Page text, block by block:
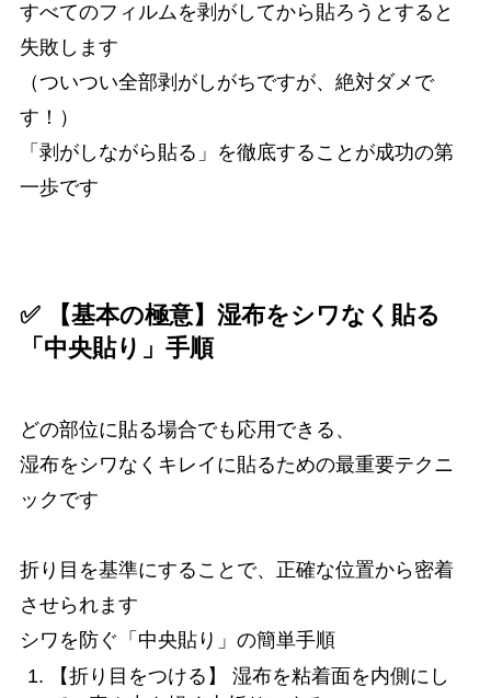
すべてのフィルムを剥がしてから貼ろうとすると
失敗します
（ついつい全部剥がしがちですが、絶対ダメで
す！）
「剥がしながら貼る」を徹底することが成功の第
一歩です
✅ 【基本の極意】湿布をシワなく貼る
「中央貼り」手順
どの部位に貼る場合でも応用できる、
湿布をシワなくキレイに貼るための最重要テクニ
ックです
折り目を基準にすることで、正確な位置から密着
させられます
シワを防ぐ「中央貼り」の簡単手順
【折り目をつける】 湿布を粘着面を内側にし